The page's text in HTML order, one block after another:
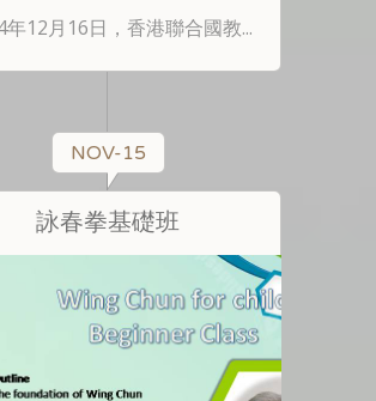
年12月16日，香港聯合國教...
NOV-15
詠春拳基礎班